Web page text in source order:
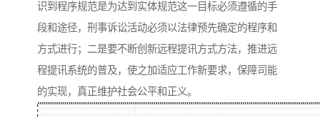
识到程序规范是为达到实体规范这一目标必须遵循的手
段和途径，刑事诉讼活动必须以法律预先确定的程序和
方式进行；二是要不断创新远程提讯方式方法，推进远
程提讯系统的普及，使之加适应工作新要求，保障司能
的实现，真正维护社会公平和正义。